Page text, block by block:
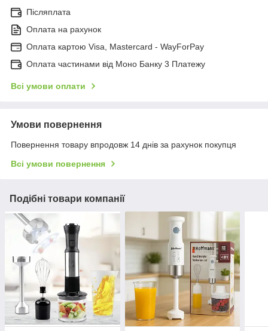
Післяплата
Оплата на рахунок
Оплата картою Visa, Mastercard - WayForPay
Оплата частинами від Моно Банку 3 Платежу
Всі умови оплати
Умови повернення
Повернення товару впродовж 14 днів за рахунок покупця
Всі умови повернення
Подібні товари компанії